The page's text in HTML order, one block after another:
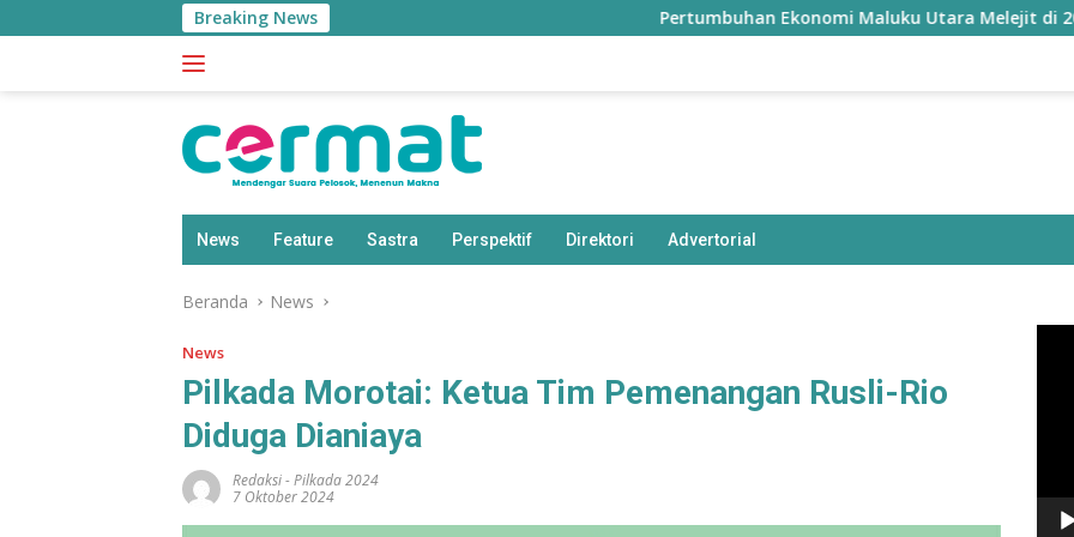
ke
Breaking News Pertumbuhan Ekonomi Maluku Utara Melejit di 2026,
News Feature Sastra Perspektif Direktori Advertorial
Beranda News
News
Pilkada Morotai: Ketua Tim Pemenangan Rusli-Rio
Diduga Dianiaya
Redaksi-Pilkada 2024
7 Oktober 2024